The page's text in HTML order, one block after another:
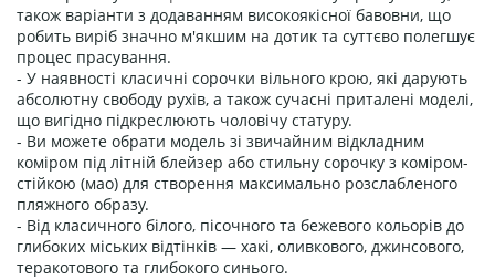
також варіанти з додаванням високоякісної бавовни, що
робить виріб значно м'якшим на дотик та суттєво полегшує
процес прасування.
- У наявності класичні сорочки вільного крою, які дарують
абсолютну свободу рухів, а також сучасні приталені моделі,
що вигідно підкреслюють чоловічу статуру.
- Ви можете обрати модель зі звичайним відкладним
коміром під літній блейзер або стильну сорочку з коміром-
стійкою (мао) для створення максимально розслабленого
пляжного образу.
- Від класичного білого, пісочного та бежевого кольорів до
глибоких міських відтінків — хакі, оливкового, джинсового,
теракотового та глибокого синього.